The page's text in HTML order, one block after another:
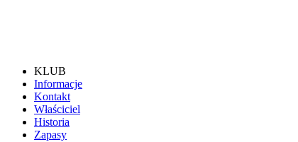
KLUB
Informacje
Kontakt
Właściciel
Historia
Zapasy